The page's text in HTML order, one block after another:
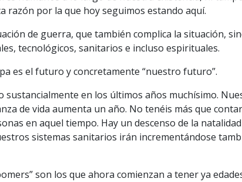
razón por la que hoy seguimos estando aquí.
de guerra, que también complica la situación,
tecnológicos, sanitarios e incluso espirituales.
es el futuro y concretamente “nuestro futuro”.
en los últimos años muchísimo.
de vida aumenta un año. No tenéis más que
en aquel tiempo. Hay un descenso de la
sistemas sanitarios irán incrementándose
son los que ahora comienzan a tener ya